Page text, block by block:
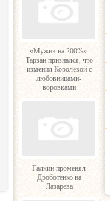
«Мужик на 200%»:
Тарзан признался, что
изменил Королёвой с
любовницами-
воровками
Галкин променял
Дроботенко на
Лазарева